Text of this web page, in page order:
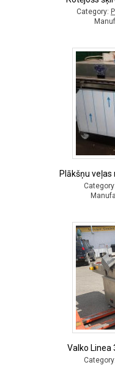
Category:
Plākšņu veļas
Category:
Valko Linea
Category: